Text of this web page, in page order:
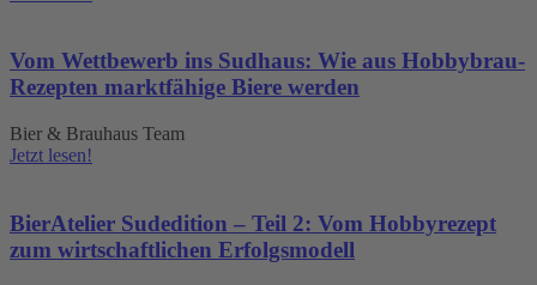
Vom Wettbewerb ins Sudhaus: Wie aus Hobbybrau-
Rezepten marktfähige Biere werden
Bier & Brauhaus Team
Jetzt lesen!
BierAtelier Sudedition – Teil 2: Vom Hobbyrezept
zum wirtschaftlichen Erfolgsmodell